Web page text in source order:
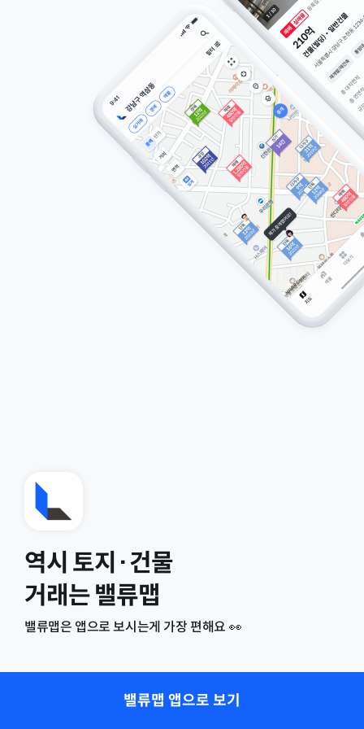
역시 토지·건물
거래는 밸류맵
밸류맵은 앱으로 보시는게 가장 편해요 👀
밸류맵 앱으로 보기